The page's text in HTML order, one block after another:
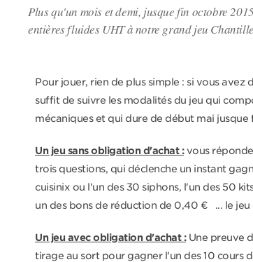
Plus qu'un mois et demi, jusque fin octobre
entières fluides UHT à notre grand jeu
Pour jouer, rien de plus simple : si vous avez
suffit de suivre les modalités du jeu qui
mécaniques et qui dure de début mai jusque
Un jeu sans obligation d'achat :vous
trois questions, qui déclenche un instant
cuisinix ou l'un des 30 siphons, l'un des 50
un des bons de réduction de 0,40 € ... le jeu
Un jeu avec obligation d'achat : Une preuve
tirage au sort pour gagner l'un des 10 cours